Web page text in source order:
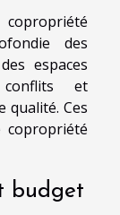
des
espaces
et
qualité. Ces
copropriété
budget